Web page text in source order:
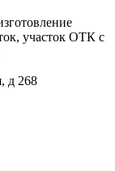
участок ОТК с
д 268